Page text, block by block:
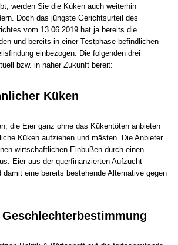
werden Sie die Küken auch weiterhin
Doch das jüngste Gerichtsurteil des
vom 13.06.2019 hat ja bereits die
und bereits in einer Testphase befindlichen
einbezogen. Die folgenden drei
bzw. in naher Zukunft bereit:
Küken
die Eier ganz ohne das Kükentöten anbieten
Küken aufziehen und mästen. Die Anbieter
wirtschaftlichen Einbußen durch einen
Eier aus der querfinanzierten Aufzucht
eine bereits bestehende Alternative gegen